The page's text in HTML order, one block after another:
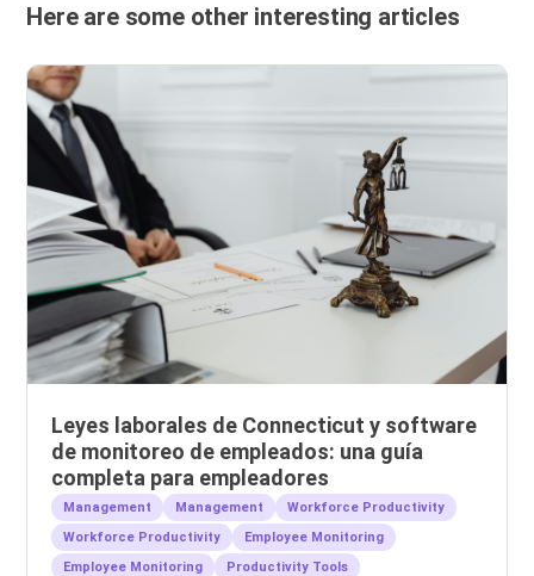
Here are some other interesting articles
Leyes laborales de Connecticut y software
de monitoreo de empleados: una guía
completa para empleadores
Management Management
Workforce Productivity
Workforce Productivity
Employee Monitoring
Employee Monitoring
Productivity Tools